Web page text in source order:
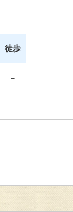
徒歩
－